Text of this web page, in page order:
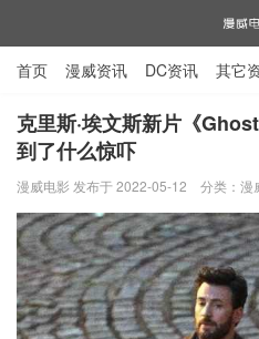
漫威
首页 漫威资讯 DC资讯 其它
电视剧资源 漫威图片
克里斯·埃文斯新片《
到了什么惊吓
漫威电影 发布于 2022-05-12 分类： 漫